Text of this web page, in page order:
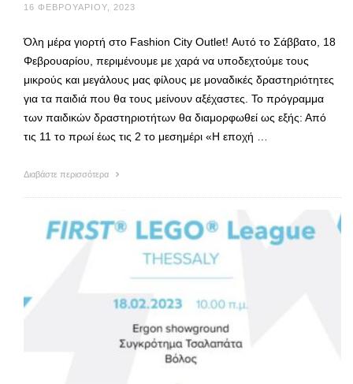
16 ΦΕΒΡΟΥΑΡΊΟΥ, 2023
Όλη μέρα γιορτή στο Fashion City Outlet! Αυτό το Σάββατο, 18
Φεβρουαρίου, περιμένουμε με χαρά να υποδεχτούμε τους
μικρούς και μεγάλους μας φίλους με μοναδικές δραστηριότητες
για τα παιδιά που θα τους μείνουν αξέχαστες. Το πρόγραμμα
των παιδικών δραστηριοτήτων θα διαμορφωθεί ως εξής: Από
τις 11 το πρωί έως τις 2 το μεσημέρι «Η εποχή …
Διαβάστε περισσότερα